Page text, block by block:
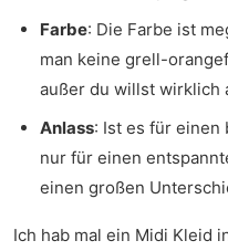
Farbe: Die Farbe ist
man keine grell-
außer du willst wirklich
Anlass: Ist es für einen
nur für einen
einen großen
Ich hab mal ein Midi Kleid